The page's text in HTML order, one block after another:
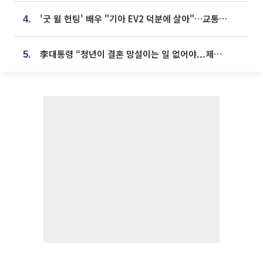
4. '굿 윌 헌팅' 배우 "기아 EV2 덕분에 살아"…교통사고 후 안전성 극찬
5. 李대통령 “청년이 결혼 망설이는 일 없어야...제도상 불이익 조사”